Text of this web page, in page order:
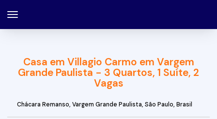
Casa em Villagio Carmo em Vargem
Grande Paulista - 3 Quartos, 1 Suíte, 2
Vagas
Chácara Remanso, Vargem Grande Paulista, São Paulo, Brasil